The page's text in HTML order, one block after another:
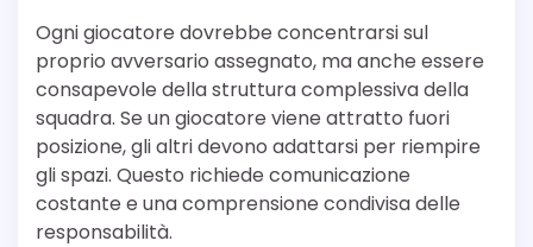
Ogni giocatore dovrebbe concentrarsi sul
proprio avversario assegnato, ma anche essere
consapevole della struttura complessiva della
squadra. Se un giocatore viene attratto fuori
posizione, gli altri devono adattarsi per riempire
gli spazi. Questo richiede comunicazione
costante e una comprensione condivisa delle
responsabilità.